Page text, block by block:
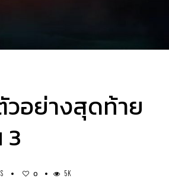
อย่างสุดท้าย
3
0 5K